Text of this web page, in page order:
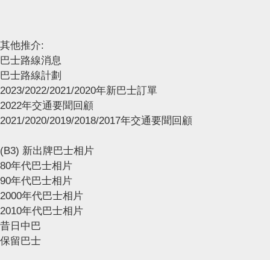
其他推介:
巴士路線消息
巴士路線計劃
2023/2022/2021/2020年新巴士訂單
2022年交通要聞回顧
2021/2020/2019/2018/2017年交通要聞回顧
(B3) 新出牌巴士相片
80年代巴士相片
90年代巴士相片
2000年代巴士相片
2010年代巴士相片
昔日中巴
保留巴士